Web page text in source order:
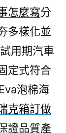
怎麼寫分
多樣化並
用期汽車
定式符合
泡棉海
克箱訂做
證品質產